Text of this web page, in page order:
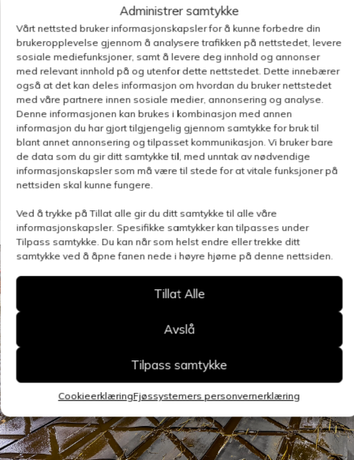
Administrer samtykke
Vårt nettsted bruker informasjonskapsler for å kunne forbedre din
brukeropplevelse gjennom å analysere trafikken på nettstedet, levere
sosiale mediefunksjoner, samt å levere deg innhold og annonser
med relevant innhold på og utenfor dette nettstedet. Dette innebærer
også at det kan deles informasjon om hvordan du bruker nettstedet
med våre partnere innen sosiale medier, annonsering og analyse.
Denne informasjonen kan brukes i kombinasjon med annen
informasjon du har gjort tilgjengelig gjennom samtykke for bruk til
blant annet annonsering og tilpasset kommunikasjon. Vi bruker bare
de data som du gir ditt samtykke til, med unntak av nødvendige
informasjonskapsler som må være til stede for at vitale funksjoner på
nettsiden skal kunne fungere.
Ved å trykke på Tillat alle gir du ditt samtykke til alle våre
informasjonskapsler. Spesifikke samtykker kan tilpasses under
Tilpass samtykke. Du kan når som helst endre eller trekke ditt
samtykke ved å åpne fanen nede i høyre hjørne på denne nettsiden.
Tillat Alle
Avslå
Tilpass samtykke
CookieerklæringFjøssystemers personvernerklæring
BUD: I Møre og Romsdal har Didrik Solheim
utvidet og modernisert driften. Fjøssystemer Bygg
har levert et flott nytt fjøstilbygg, og i-mek-
avdelingen har fylt de nye kvadratmeterne med
kvalitetsprodukter fra øverste hylle. Resultatet er
et funksjonelt anlegg med fokus på god
dyrevelferd og en enklere arbeidshverdag.